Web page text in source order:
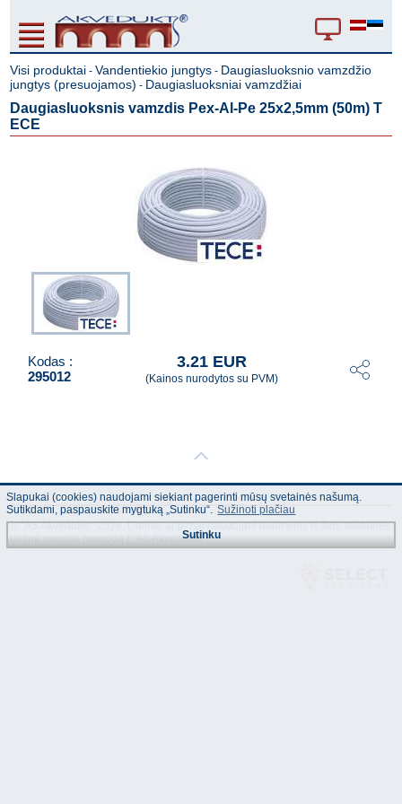
Visi produktai -Vandentiekio jungtys - Daugiasluoksnio vamzdžio
jungtys (presuojamos) - Daugiasluoksniai vamzdžiai
Daugiasluoksnis vamzdis Pex-Al-Pe 25x2,5mm (50m) T
ECE
Kodas :
295012
3.21 EUR
(Kainos nurodytos su PVM)
© "AS Akvedukts" 2026. Dalinai ar pilnai naudojant duomenis iš šios svetainės
būtina naudoti nuorodą Į "AS Akvedukts"!
Slapukai (cookies) naudojami siekiant pagerinti mūsų svetainės našumą.
Sutikdami, paspauskite mygtuką „Sutinku“. Sužinoti plačiau
Sutinku